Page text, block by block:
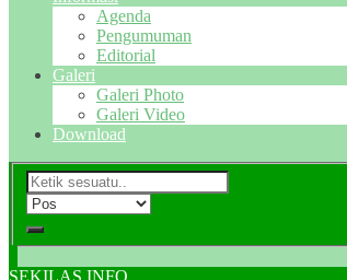
Agenda
Pengumuman
Editorial
Galeri
Galeri Photo
Galeri Video
Download
SEKILAS INFO